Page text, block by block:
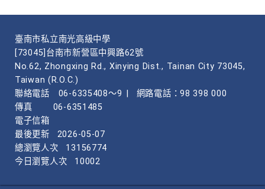
臺南市私立南光高級中學
[73045]台南市新營區中興路62號
No.62, Zhongxing Rd., Xinying Dist., Tainan City 73045,
Taiwan (R.O.C.)
聯絡電話
06-6335408～9
網路電話：98 398 000
傳真
06-6351485
電子信箱
最後更新
2026-05-07
總瀏覽人次
13156774
今日瀏覽人次
10002